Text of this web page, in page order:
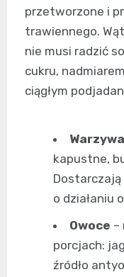
przetworzone i
trawiennego.
nie musi radzić
cukru,
ciągłym
Warzywa
kapustne,
Dostarczają
o działaniu
Owoce –
porcjach:
źródło